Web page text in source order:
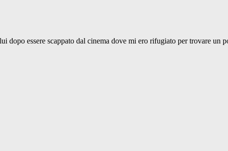
essere scappato dal cinema dove mi ero rifugiato per trovare un